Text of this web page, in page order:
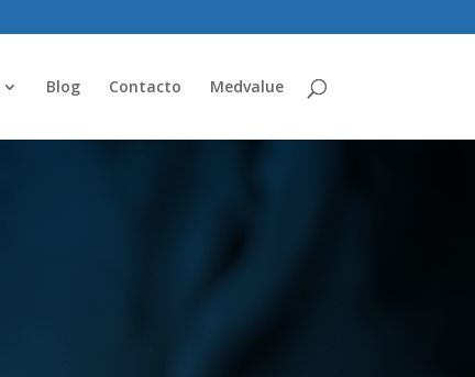
Blog Contacto Medvalue